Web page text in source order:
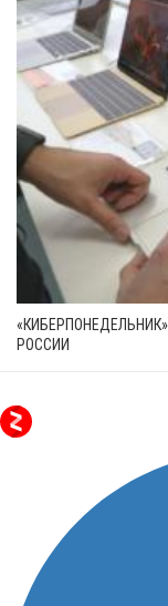
РОССИИ